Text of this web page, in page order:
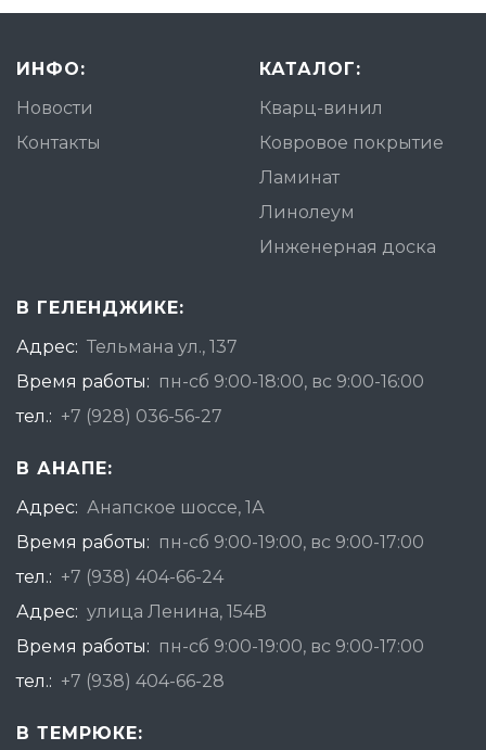
ИНФО:
Новости
Контакты
КАТАЛОГ:
Кварц-винил
Ковровое покрытие
Ламинат
Линолеум
Инженерная доска
В ГЕЛЕНДЖИКЕ:
Адрес: Тельмана ул., 137
Время работы: пн-сб 9:00-18:00, вс 9:00-16:00
тел.: +7 (928) 036-56-27
В АНАПЕ:
Адрес: Анапское шоссе, 1А
Время работы: пн-сб 9:00-19:00, вс 9:00-17:00
тел.: +7 (938) 404-66-24
Адрес: улица Ленина, 154В
Время работы: пн-сб 9:00-19:00, вс 9:00-17:00
тел.: +7 (938) 404-66-28
В ТЕМРЮКЕ: